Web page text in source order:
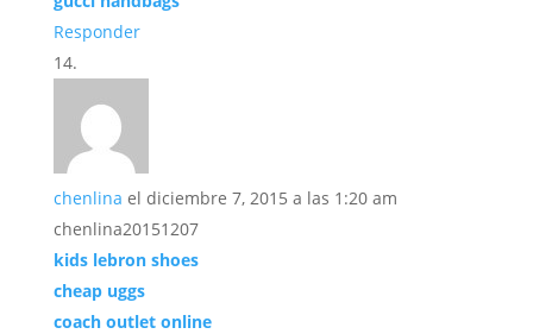
Responder
chenlina el diciembre 7, 2015 a las 1:20 am
chenlina20151207
kids lebron shoes
cheap uggs
coach outlet online